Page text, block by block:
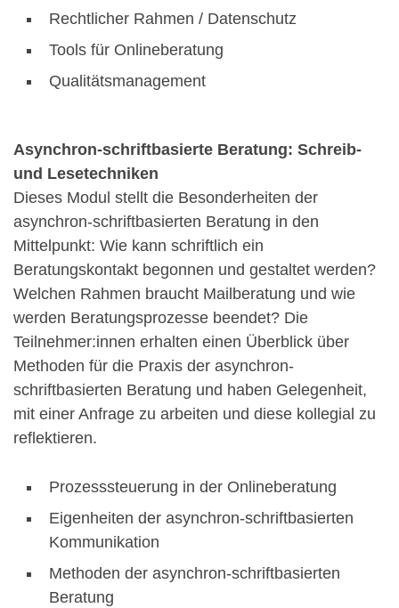
Rechtlicher Rahmen / Datenschutz
Tools für Onlineberatung
Qualitätsmanagement
Asynchron-schriftbasierte Beratung: Schreib-
und Lesetechniken
Dieses Modul stellt die Besonderheiten der
asynchron-schriftbasierten Beratung in den
Mittelpunkt: Wie kann schriftlich ein
Beratungskontakt begonnen und gestaltet werden?
Welchen Rahmen braucht Mailberatung und wie
werden Beratungsprozesse beendet? Die
Teilnehmer:innen erhalten einen Überblick über
Methoden für die Praxis der asynchron-
schriftbasierten Beratung und haben Gelegenheit,
mit einer Anfrage zu arbeiten und diese kollegial zu
reflektieren.
Prozesssteuerung in der Onlineberatung
Eigenheiten der asynchron-schriftbasierten
Kommunikation
Methoden der asynchron-schriftbasierten
Beratung